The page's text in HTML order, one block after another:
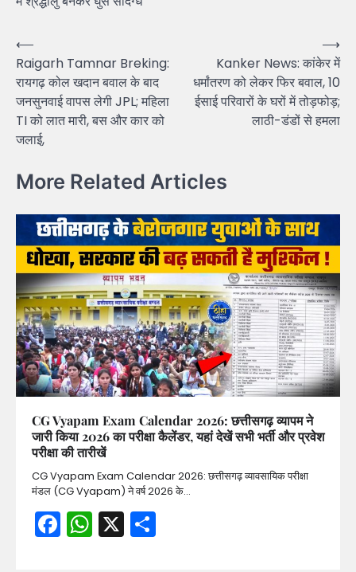
Post
navigation
⟵
Raigarh Tamnar Breking:
रायगढ़ कोल खदान बवाल के बाद
जनसुनवाई वापस लेगी JPL; महिला
TI को लात मारी, बस और कार को
जलाई,
Kanker News: कांकेर में
धर्मांतरण को लेकर फिर बवाल, 10
ईसाई परिवारों के घरों में तोड़फोड़;
लाठी-डंडों से हमला
⟶
More Related Articles
CG Vyapam Exam Calendar 2026: छत्तीसगढ़ व्यापम ने
जारी किया 2026 का परीक्षा कैलेंडर, यहां देखें सभी भर्ती और प्रवेश
परीक्षा की तारीखें
CG Vyapam Exam Calendar 2026: छत्तीसगढ़ व्यावसायिक परीक्षा
मंडल (CG Vyapam) ने वर्ष 2026 के…
Facebook
WhatsApp
X